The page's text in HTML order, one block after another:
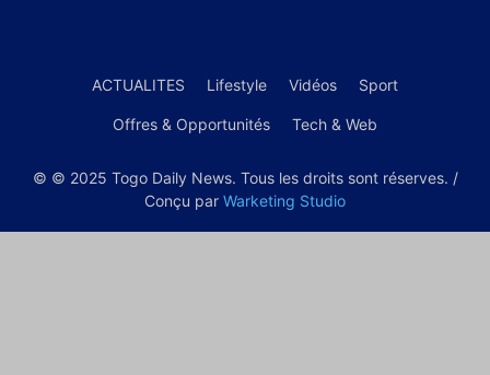
ACTUALITES Lifestyle Vidéos Sport
Offres & Opportunités Tech & Web
© © 2025 Togo Daily News. Tous les droits sont réserves. /
Conçu par Warketing Studio